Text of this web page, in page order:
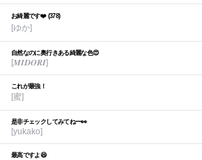
お綺麗です❤️ (378)
[ゆか]
自然なのに奥行きある綺麗な色😍
[𝑴𝑰𝑫𝑶𝑹𝑰]
これが最強！
[蜜]
是非チェックしてみてねー👀
[yukako]
最高ですよ😆